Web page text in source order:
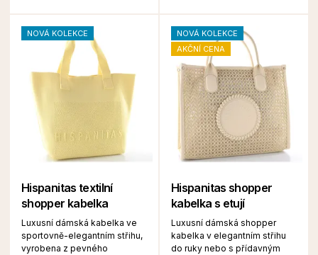
NOVÁ KOLEKCE
Hispanitas textilní
shopper kabelka
Luxusní dámská kabelka ve
sportovně-elegantním střihu,
vyrobena z pevného
NOVÁ KOLEKCE
AKČNÍ CENA
Hispanitas shopper
kabelka s etují
Luxusní dámská shopper
kabelka v elegantním střihu
do ruky nebo s přídavným